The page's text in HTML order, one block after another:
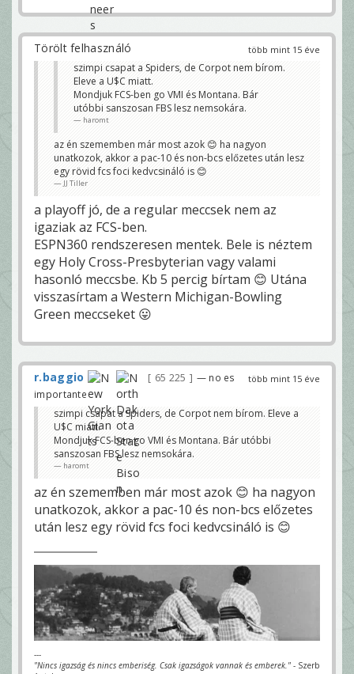
több mint 15 éve
Törölt felhasználó
szimpi csapat a Spiders, de Corpot nem bírom.
Eleve a U$C miatt.
Mondjuk FCS-ben go VMI és Montana. Bár
utóbbi sanszosan FBS lesz nemsokára.
haromt
az én szememben már most azok 😊 ha nagyon
unatkozok, akkor a pac-10 és non-bcs előzetes után lesz
egy rövid fcs foci kedvcsináló is 😊
JJ Tiller
a playoff jó, de a regular meccsek nem az
igaziak az FCS-ben.
ESPN360 rendszeresen mentek. Bele is néztem
egy Holy Cross-Presbyterian vagy valami
hasonló meccsbe. Kb 5 percig bírtam 😊 Utána
visszasírtam a Western Michigan-Bowling
Green meccseket 😛
több mint 15 éve
r.baggio 65 225
— no es
importante
szimpi csapat a Spiders, de Corpot nem bírom. Eleve a
U$C miatt.
Mondjuk FCS-ben go VMI és Montana. Bár utóbbi
sanszosan FBS lesz nemsokára.
haromt
az én szememben már most azok 😊 ha nagyon
unatkozok, akkor a pac-10 és non-bcs előzetes
után lesz egy rövid fcs foci kedvcsináló is 😊
---
"Nincs igazság és nincs emberiség. Csak igazságok vannak és emberek." - Szerb